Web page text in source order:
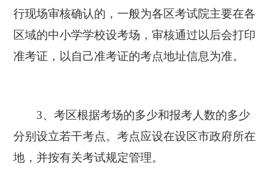
行现场审核确认的，一般为各区考试院主要在各
区域的中小学学校设考场，审核通过以后会打印
准考证，以自己准考证的考点地址信息为准。
3、考区根据考场的多少和报考人数的多少
分别设立若干考点。考点应设在设区市政府所在
地，并按有关考试规定管理。